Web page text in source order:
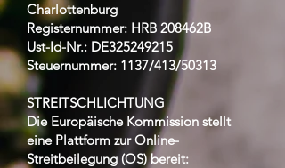
Charlottenburg
Registernummer: HRB 208462B
Ust-Id-Nr.: DE325249215
Steuernummer: 1137/413/50313
STREITSCHLICHTUNG
Die Europäische Kommission stellt
eine Plattform zur Online-
Streitbeilegung (OS) bereit: